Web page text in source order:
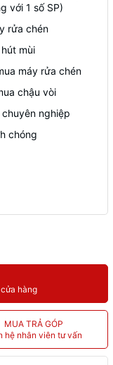
với 1 số SP)
rửa chén
mùi
máy rửa chén
chậu vòi
nghiệp
chóng
hàng
MUA TRẢ GÓP
hệ nhân viên tư vấn